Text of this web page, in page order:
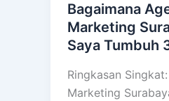
Bagaimana
Marketing
Saya Tumbuh
Ringkasan
Marketing